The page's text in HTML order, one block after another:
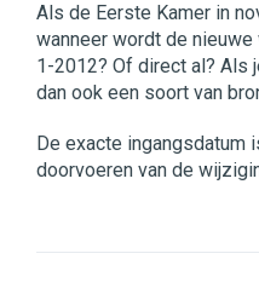
Als de Eerste Kamer in
wanneer wordt de
1-2012? Of direct al? Als
dan ook een soort van
De exacte ingangsdatum
doorvoeren van de